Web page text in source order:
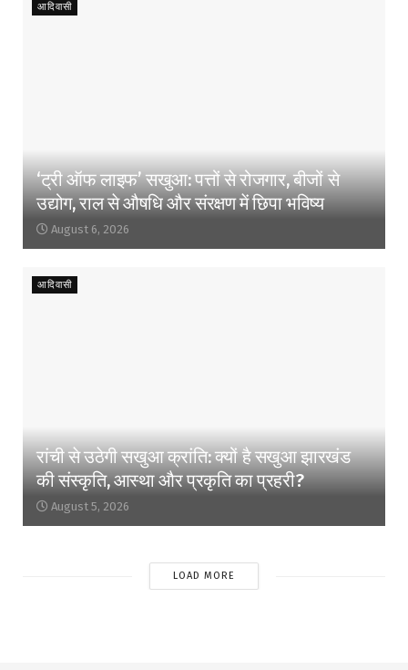
आदिवासी
‘ट्री ऑफ लाइफ’ सखुआ: पत्तों से रोजगार, बीजों से
उद्योग, राल से औषधि और संरक्षण में छिपा भविष्य
August 6, 2026
आदिवासी
रांची से उठेगी सखुआ क्रांति: क्यों है सखुआ झारखंड
की संस्कृति, आस्था और प्रकृति का प्रहरी?
August 5, 2026
LOAD MORE